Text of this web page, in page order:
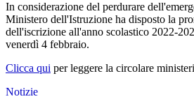
In considerazione del perdurare
Ministero dell'Istruzione ha disposto la
dell'iscrizione all'anno scolastico 2022-
venerdì 4 febbraio.
Clicca qui per leggere la circolare
Notizie